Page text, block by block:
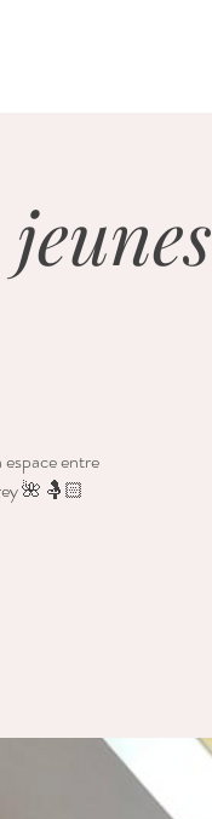
entre
🌺 🤱🏻